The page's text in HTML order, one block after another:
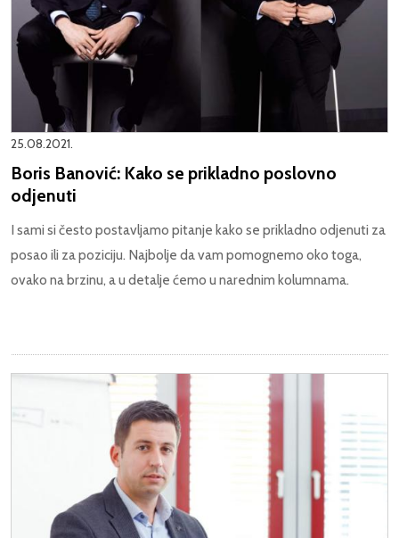
25.08.2021.
Boris Banović: Kako se prikladno poslovno
odjenuti
I sami si često postavljamo pitanje kako se prikladno odjenuti za
posao ili za poziciju. Najbolje da vam pomognemo oko toga,
ovako na brzinu, a u detalje ćemo u narednim kolumnama.